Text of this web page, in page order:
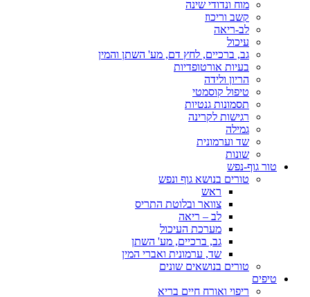
מוח ונדודי שינה
קשב וריכוז
לב-ריאה
עיכול
גב, ברכיים, לחץ דם, מע' השתן והמין
בעיות אורטופדיות
הריון ולידה
טיפול קוסמטי
תסמונות גנטיות
רגישות לקרינה
גמילה
שד וערמונית
שונות
טור גוף-נפש
טורים בנושא גוף ונפש
ראש
צוואר ובלוטת התריס
לב – ריאה
מערכת העיכול
גב, ברכיים, מע' השתן
שד, ערמונית ואברי המין
טורים בנושאים שונים
טיפים
ריפוי ואורח חיים בריא